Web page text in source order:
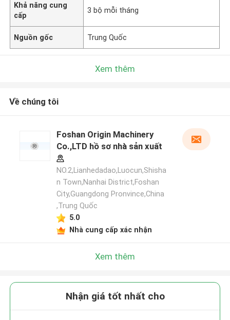
Khả năng cung
cấp
3 bộ mỗi tháng
Nguồn gốc Trung Quốc
Xem thêm
Về chúng tôi
Foshan Origin Machinery
Co.,LTD hồ sơ nhà sản xuất
NO.2,Lianhedadao,Luocun,Shisha
n Town,Nanhai District,Foshan
City,Guangdong Pronvince,China
,Trung Quốc
5.0
Nhà cung cấp xác nhận
Xem thêm
Nhận giá tốt nhất cho